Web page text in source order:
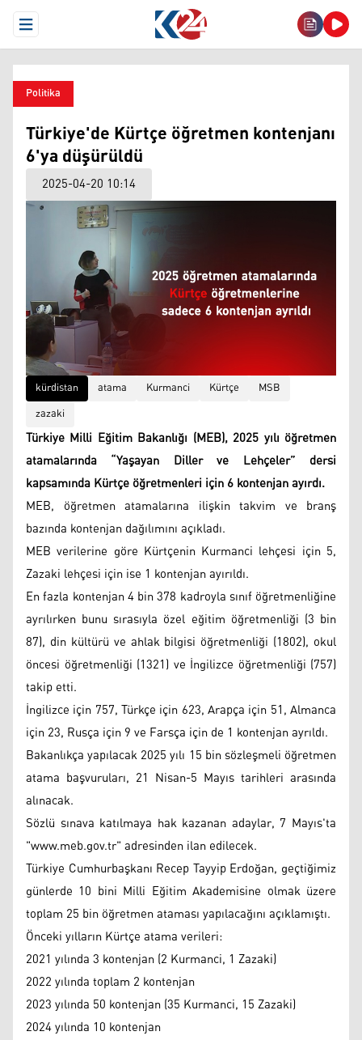
Open Menu
Politika
Türkiye'de Kürtçe öğretmen kontenjanı
6'ya düşürüldü
2025-04-20 10:14
kürdistan atama Kurmanci Kürtçe
MSB
zazaki
Türkiye Milli Eğitim Bakanlığı (MEB), 2025 yılı öğretmen
atamalarında “Yaşayan Diller ve Lehçeler” dersi
kapsamında Kürtçe öğretmenleri için 6 kontenjan ayırdı.
MEB, öğretmen atamalarına ilişkin takvim ve branş
bazında kontenjan dağılımını açıkladı.
MEB verilerine göre Kürtçenin Kurmanci lehçesi için 5,
Zazaki lehçesi için ise 1 kontenjan ayırıldı.
En fazla kontenjan 4 bin 378 kadroyla sınıf öğretmenliğine
ayrılırken bunu sırasıyla özel eğitim öğretmenliği (3 bin
87), din kültürü ve ahlak bilgisi öğretmenliği (1802), okul
öncesi öğretmenliği (1321) ve İngilizce öğretmenliği (757)
takip etti.
İngilizce için 757, Türkçe için 623, Arapça için 51, Almanca
için 23, Rusça için 9 ve Farsça için de 1 kontenjan ayrıldı.
Bakanlıkça yapılacak 2025 yılı 15 bin sözleşmeli öğretmen
atama başvuruları, 21 Nisan-5 Mayıs tarihleri arasında
alınacak.
Sözlü sınava katılmaya hak kazanan adaylar, 7 Mayıs'ta
"www.meb.gov.tr" adresinden ilan edilecek.
Türkiye Cumhurbaşkanı Recep Tayyip Erdoğan, geçtiğimiz
günlerde 10 bini Milli Eğitim Akademisine olmak üzere
toplam 25 bin öğretmen ataması yapılacağını açıklamıştı.
Önceki yılların Kürtçe atama verileri:
2021 yılında 3 kontenjan (2 Kurmanci, 1 Zazaki)
2022 yılında toplam 2 kontenjan
2023 yılında 50 kontenjan (35 Kurmanci, 15 Zazaki)
2024 yılında 10 kontenjan